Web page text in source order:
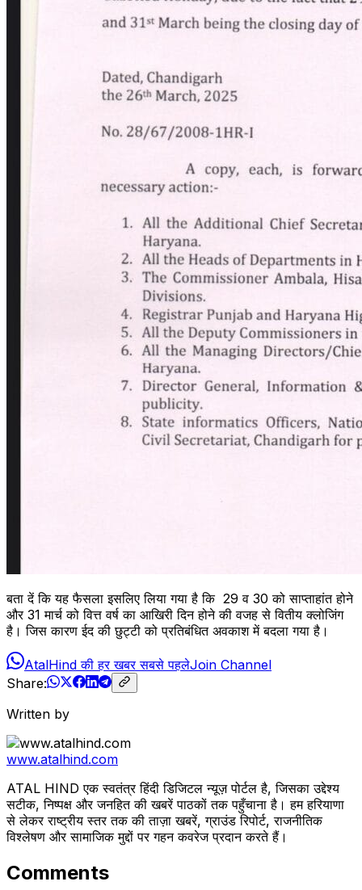
बता दें कि यह फैसला इसलिए लिया गया है कि 29 व 30 को साप्ताहांत होने
और 31 मार्च को वित्त वर्ष का आखिरी दिन होने की वजह से वितीय क्लोजिंग
है। जिस कारण ईद की छुट्टी को प्रतिबंधित अवकाश में बदला गया है।
AtalHind की हर खबर सबसे पहलेJoin Channel
Share:
Written by
www.atalhind.com
ATAL HIND एक स्वतंत्र हिंदी डिजिटल न्यूज़ पोर्टल है, जिसका उद्देश्य
सटीक, निष्पक्ष और जनहित की खबरें पाठकों तक पहुँचाना है। हम हरियाणा
से लेकर राष्ट्रीय स्तर तक की ताज़ा खबरें, ग्राउंड रिपोर्ट, राजनीतिक
विश्लेषण और सामाजिक मुद्दों पर गहन कवरेज प्रदान करते हैं।
Comments